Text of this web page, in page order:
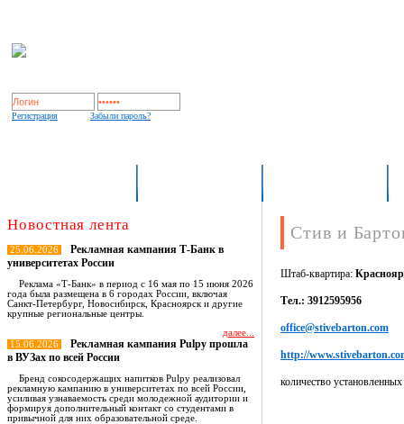
Регистрация Забыли пароль?
Новостная лента
25.06.2026
Рекламная кампания Т-Банк в
университетах России
Реклама «Т-Банк» в период с 16 мая по 15 июня 2026
года была размещена в 6 городах России, включая
Санкт-Петербург, Новосибирск, Красноярск и другие
крупные региональные центры.
далее...
15.06.2026
Рекламная кампания Pulpy прошла
в ВУЗах по всей России
Бренд сокосодержащих напитков Pulpy реализовал
рекламную кампанию в университетах по всей России,
усиливая узнаваемость среди молодежной аудитории и
формируя дополнительный контакт со студентами в
привычной для них образовательной среде.
Стив и
Штаб-квартира:
Тел.: 3912595956
office@stivebarton.com
http://
количество